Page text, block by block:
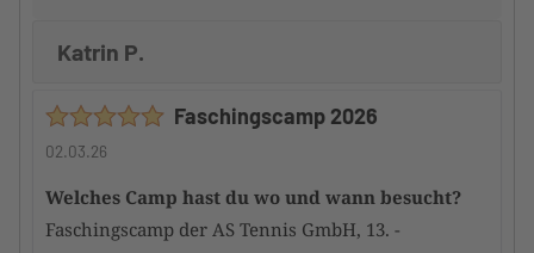
Katrin P.
Faschingscamp 2026
02.03.26
Welches Camp hast du wo und wann besucht?
Faschingscamp der AS Tennis GmbH, 13. -